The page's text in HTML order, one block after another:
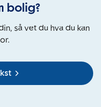
bolig?
så vet du hva du kan